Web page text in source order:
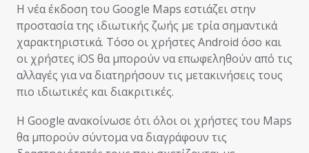
Η νέα έκδοση του Google Maps εστιάζει στην
προστασία της ιδιωτικής ζωής με τρία σημαντικά
χαρακτηριστικά. Τόσο οι χρήστες Android όσο και
οι χρήστες iOS θα μπορούν να επωφεληθούν από τις
αλλαγές για να διατηρήσουν τις μετακινήσεις τους
πιο ιδιωτικές και διακριτικές.
Η Google ανακοίνωσε ότι όλοι οι χρήστες του Maps
θα μπορούν σύντομα να διαγράφουν τις